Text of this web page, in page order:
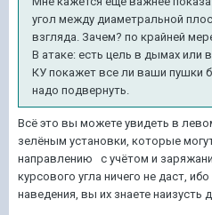
угол между диаметральной
взгляда. Зачем? по крайней
В атаке: есть цель в дымах или
КУ покажет все ли ваши пушки
надо подвернуть.
Всё это вы можете увидеть в
зелёным установки, которые
направлению с учётом и
курсового угла ничего не даст,
наведения, вы их знаете наизусть